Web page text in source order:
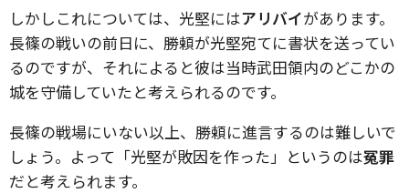
しかしこれについては、光堅にはアリバイがあります。
長篠の戦いの前日に、勝頼が光堅宛てに書状を送ってい
るのですが、それによると彼は当時武田領内のどこかの
城を守備していたと考えられるのです。
長篠の戦場にいない以上、勝頼に進言するのは難しいで
しょう。よって「光堅が敗因を作った」というのは冤罪
だと考えられます。